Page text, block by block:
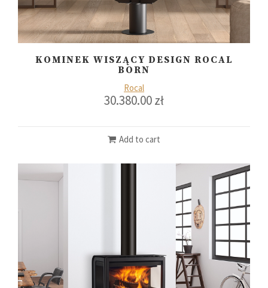
KOMINEK WISZĄCY DESIGN ROCAL
BORN
Rocal
30.380.00zł
Add to cart